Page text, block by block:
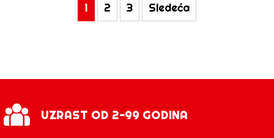
1 2 3 Sledeća
UZRAST OD 2-99 GODINA